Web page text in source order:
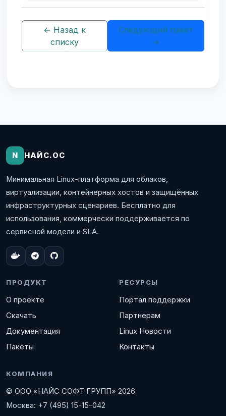
← Назад к
списку
Следующий пакет
→
N НАЙС.ОС
Минимальная Linux-платформа для облаков,
виртуализации, контейнерных хостов и защищённых
инфраструктурных сценариев. Бесплатно для
использования, коммерчески поддерживается по
сервисной модели и SLA.
ПРОДУКТ
О проекте
Скачать
Документация
Пакеты
РЕСУРСЫ
Портал поддержки
Партнёрам
Linux Новости
Контакты
КОМПАНИЯ
© ООО «НАЙС СОФТ ГРУПП» 2026
Москва: +7 (495) 15-15-042